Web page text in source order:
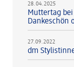
28.04.2025
Muttertag
Dankeschön
27.09.2022
dm